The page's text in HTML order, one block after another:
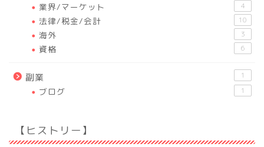
業界/マーケット 4
法律/税金/会計 10
海外 3
資格 6
副業 1
ブログ 1
【ヒストリー】